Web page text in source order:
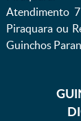
Atendimento
Piraquara ou
Guinchos